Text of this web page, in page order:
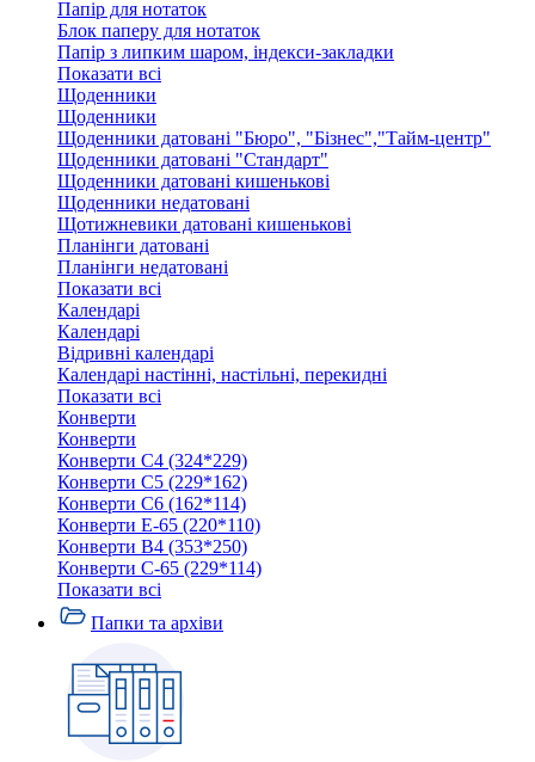
Папір для нотаток
Блок паперу для нотаток
Папір з липким шаром, індекси-закладки
Показати всі
Щоденники
Щоденники
Щоденники датовані "Бюро", "Бізнес","Тайм-центр"
Щоденники датовані "Стандарт"
Щоденники датовані кишенькові
Щоденники недатовані
Щотижневики датовані кишенькові
Планінги датовані
Планінги недатовані
Показати всі
Календарі
Календарі
Відривні календарі
Календарі настінні, настільні, перекидні
Показати всі
Конверти
Конверти
Конверти C4 (324*229)
Конверти C5 (229*162)
Конверти C6 (162*114)
Конверти E-65 (220*110)
Конверти В4 (353*250)
Конверти С-65 (229*114)
Показати всі
Папки та архіви